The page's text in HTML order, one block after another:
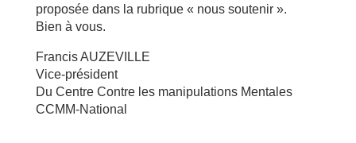
proposée dans la rubrique « nous soutenir ».
Bien à vous.
Francis AUZEVILLE
Vice-président
Du Centre Contre les manipulations Mentales
CCMM-National